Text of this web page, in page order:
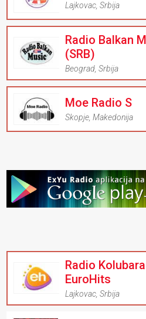
Lajkovac ,Srbija
Radio Balkan
(SRB)
Beograd ,Srbija
Moe Radio S
Skopje ,Makedonija
Radio Kolubara
EuroHits
Lajkovac ,Srbija